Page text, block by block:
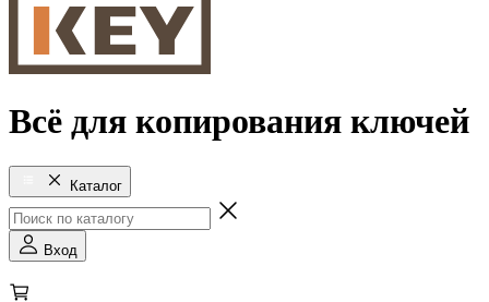
Всё для копирования ключей
Каталог
Вход